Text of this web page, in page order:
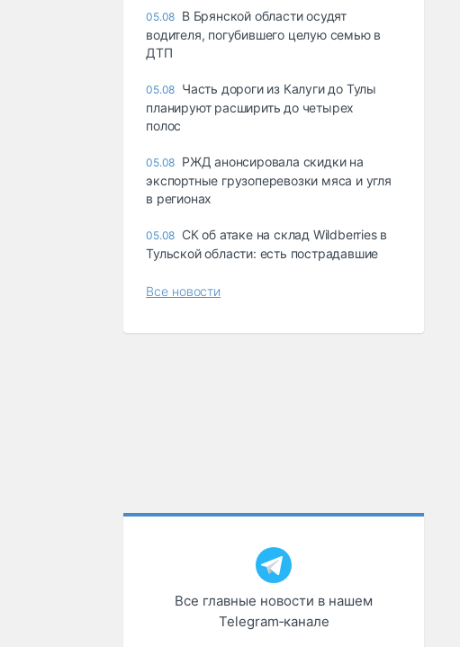
05.08 В Брянской области осудят
водителя, погубившего целую семью в
ДТП
05.08 Часть дороги из Калуги до Тулы
планируют расширить до четырех
полос
05.08 РЖД анонсировала скидки на
экспортные грузоперевозки мяса и угля
в регионах
05.08 СК об атаке на склад Wildberries в
Тульской области: есть пострадавшие
Все новости
Все главные новости в нашем
Telegram‑канале